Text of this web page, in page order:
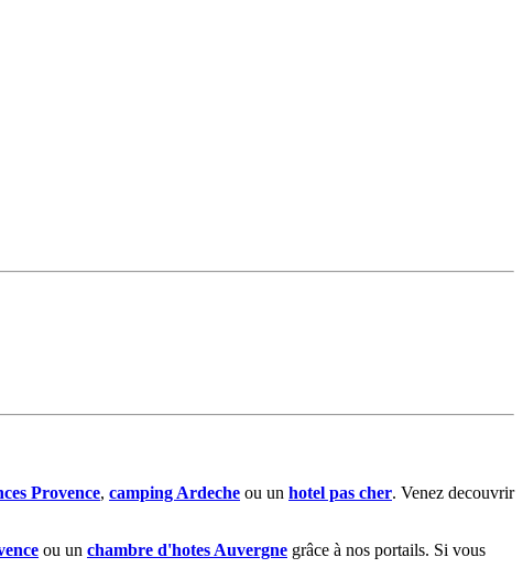
Provence, camping Ardeche ou un hotel pas cher. Venez decouvrir
ou un chambre d'hotes Auvergne grâce à nos portails. Si vous